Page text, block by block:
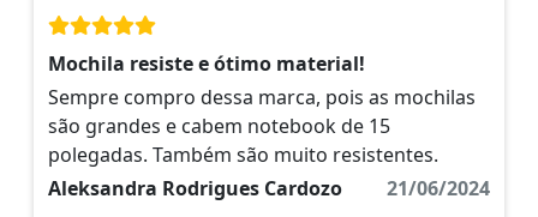
Mochila resiste e ótimo material!
Sempre compro dessa marca, pois as mochilas
são grandes e cabem notebook de 15
polegadas. Também são muito resistentes.
Aleksandra Rodrigues Cardozo
21/06/2024